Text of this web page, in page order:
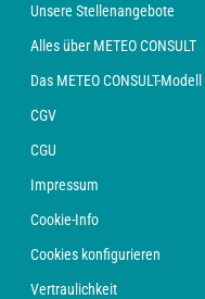
Unsere Stellenangebote
Alles über METEO CONSULT
Das METEO CONSULT-Modell
CGV
CGU
Impressum
Cookie-Info
Cookies konfigurieren
Vertraulichkeit